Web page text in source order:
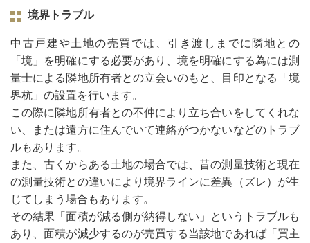
境界トラブル
中古戸建や土地の売買では、引き渡しまでに隣地との
「境」を明確にする必要があり、境を明確にする為には測
量士による隣地所有者との立会いのもと、目印となる「境
界杭」の設置を行います。
この際に隣地所有者との不仲により立ち合いをしてくれな
い、または遠方に住んでいて連絡がつかないなどのトラブ
ルもあります。
また、古くからある土地の場合では、昔の測量技術と現在
の測量技術との違いにより境界ラインに差異（ズレ）が生
じてしまう場合もあります。
その結果「面積が減る側が納得しない」というトラブルも
あり、面積が減少するのが売買する当該地であれば「買主